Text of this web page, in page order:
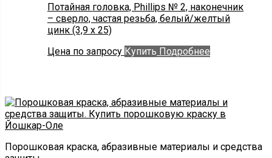
Потайная головка, Phillips № 2, наконечник
– сверло, частая резьба, белый/желтый
цинк (3,9 х 25)
Цена по запросу Купить Подробнее
Порошковая краска, абразивные материалы и средства